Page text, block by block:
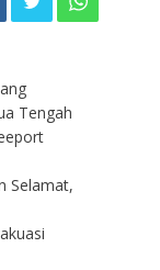
Tengah
Selamat,